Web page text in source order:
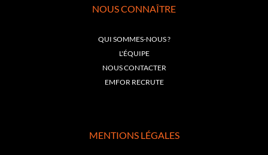
NOUS CONNAÎTRE
QUI SOMMES-NOUS ?
L'ÉQUIPE
NOUS CONTACTER
EMFOR RECRUTE
MENTIONS LÉGALES